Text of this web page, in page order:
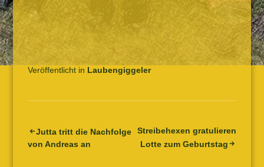
Veröffentlicht in Laubengiggeler
Beitrags-
Jutta tritt die Nachfolge
von Andreas an
Streibehexen gratulieren
Lotte zum Geburtstag